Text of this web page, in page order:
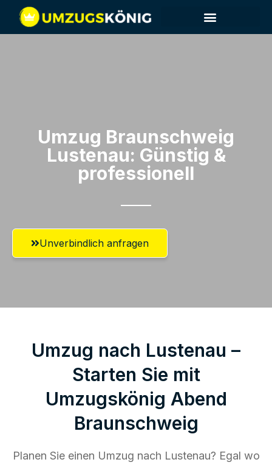
Umzug Braunschweig​
Lustenau: Günstig &
professionell​
Unverbindlich anfragen
Umzug nach Lustenau –
Starten Sie mit
Umzugskönig Abend
Braunschweig
Planen Sie einen Umzug nach Lustenau? Egal wo